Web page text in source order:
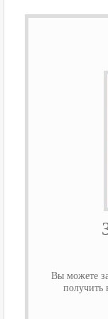
Вы можете
получить